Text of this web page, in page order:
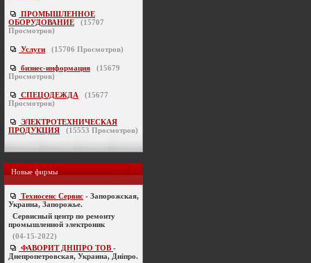
ПРОМЫШЛЕННОЕ
ОБОРУДОВАНИЕ
(15707
Просмотров)
Услуги (15706 Просмотров)
бизнес-информация (15679
Просмотров)
СПЕЦОДЕЖДА (15677
Просмотров)
ЭЛЕКТРОТЕХНИЧЕСКАЯ
ПРОДУКЦИЯ
(15553 Просмотров)
Новые фирмы
Техносенс Сервис - Запорожская,
Украина, Запорожье.
Cервисный центр по ремонту
промышленной электроник
(04-15-2022)
ФАВОРИТ ДНІПРО ТОВ -
Днепропетровская, Украина, Дніпро.